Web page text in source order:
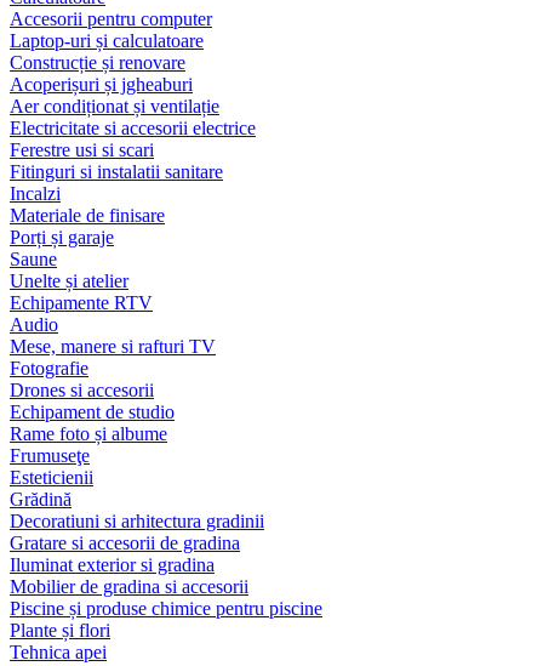
Accesorii pentru computer
Laptop-uri și calculatoare
Construcție și renovare
Acoperișuri și jgheaburi
Aer condiționat și ventilație
Electricitate si accesorii electrice
Ferestre usi si scari
Fitinguri si instalatii sanitare
Incalzi
Materiale de finisare
Porți și garaje
Saune
Unelte și atelier
Echipamente RTV
Audio
Mese, manere si rafturi TV
Fotografie
Drones si accesorii
Echipament de studio
Rame foto și albume
Frumuseţe
Esteticienii
Grădină
Decoratiuni si arhitectura gradinii
Gratare si accesorii de gradina
Iluminat exterior si gradina
Mobilier de gradina si accesorii
Piscine și produse chimice pentru piscine
Plante și flori
Tehnica apei